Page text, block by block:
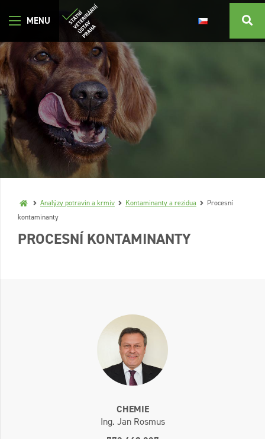
Analýzy potravin a krmiv Kontaminanty a rezidua
Procesní
kontaminanty
PROCESNÍ KONTAMINANTY
CHEMIE
Ing. Jan Rosmus